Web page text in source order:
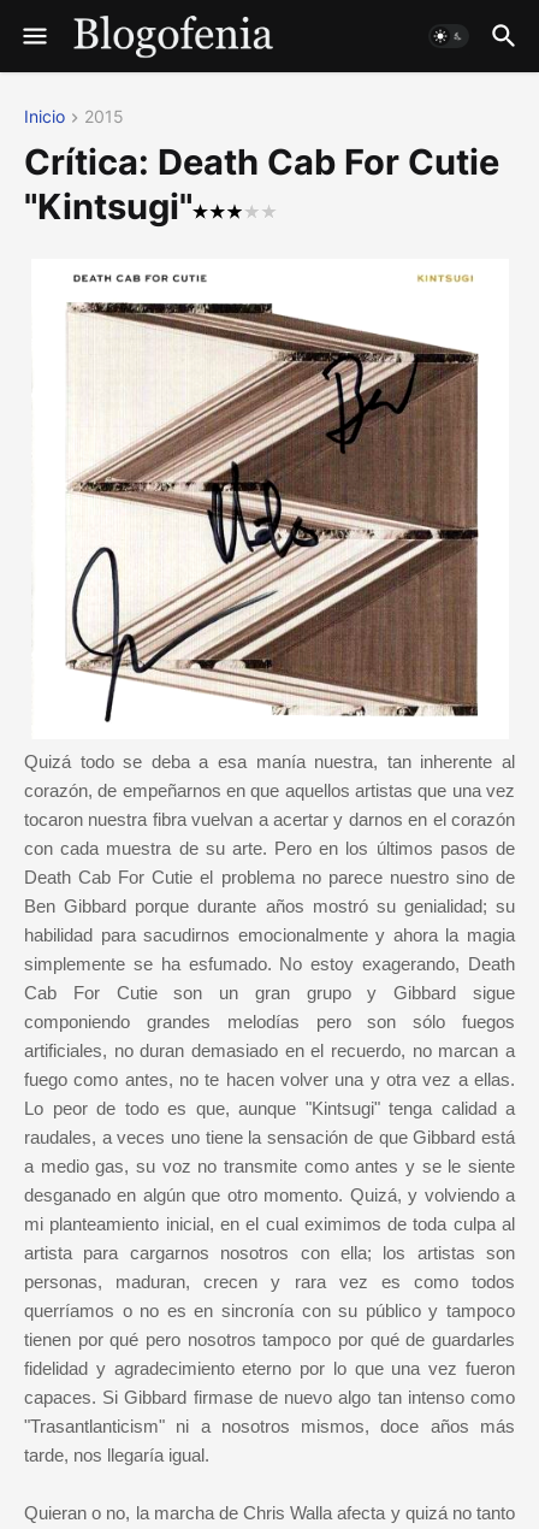
Inicio 2015
Crítica: Death Cab For Cutie
"Kintsugi"
Quizá todo se deba a esa manía nuestra, tan inherente al
corazón, de empeñarnos en que aquellos artistas que una vez
tocaron nuestra fibra vuelvan a acertar y darnos en el corazón
con cada muestra de su arte. Pero en los últimos pasos de
Death Cab For Cutie el problema no parece nuestro sino de
Ben Gibbard porque durante años mostró su genialidad; su
habilidad para sacudirnos emocionalmente y ahora la magia
simplemente se ha esfumado. No estoy exagerando, Death
Cab For Cutie son un gran grupo y Gibbard sigue
componiendo grandes melodías pero son sólo fuegos
artificiales, no duran demasiado en el recuerdo, no marcan a
fuego como antes, no te hacen volver una y otra vez a ellas.
Lo peor de todo es que, aunque "Kintsugi" tenga calidad a
raudales, a veces uno tiene la sensación de que Gibbard está
a medio gas, su voz no transmite como antes y se le siente
desganado en algún que otro momento. Quizá, y volviendo a
mi planteamiento inicial, en el cual eximimos de toda culpa al
artista para cargarnos nosotros con ella; los artistas son
personas, maduran, crecen y rara vez es como todos
querríamos o no es en sincronía con su público y tampoco
tienen por qué pero nosotros tampoco por qué de guardarles
fidelidad y agradecimiento eterno por lo que una vez fueron
capaces. Si Gibbard firmase de nuevo algo tan intenso como
"Trasantlanticism" ni a nosotros mismos, doce años más
tarde, nos llegaría igual.
Quieran o no, la marcha de Chris Walla afecta y quizá no tanto